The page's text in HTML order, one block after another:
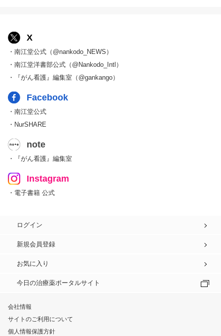
X
・南江堂公式（@nankodo_NEWS）
・南江堂洋書部公式（@Nankodo_Intl）
・『がん看護』編集室（@gankango）
Facebook
・南江堂公式
・NurSHARE
note
・『がん看護』編集室
Instagram
・電子書籍 公式
ログイン
新規会員登録
お気に入り
今日の治療薬ポータルサイト
会社情報
サイトのご利用について
個人情報保護方針